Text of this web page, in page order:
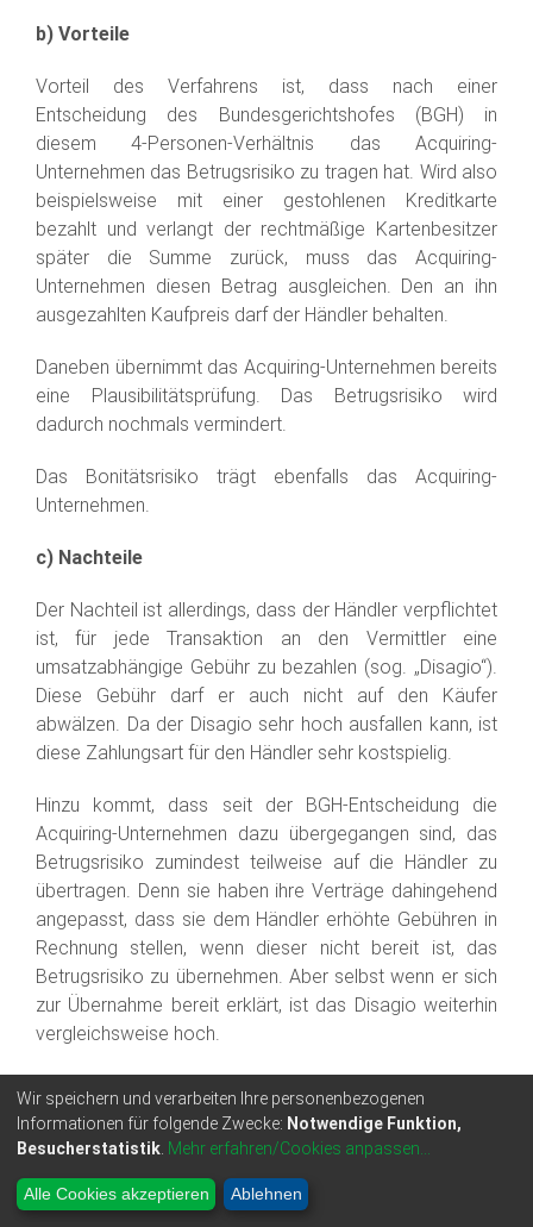
b) Vorteile
Vorteil des Verfahrens ist, dass nach einer
Entscheidung des Bundesgerichtshofes (BGH) in
diesem 4-Personen-Verhältnis das Acquiring-
Unternehmen das Betrugsrisiko zu tragen hat. Wird also
beispielsweise mit einer gestohlenen Kreditkarte
bezahlt und verlangt der rechtmäßige Kartenbesitzer
später die Summe zurück, muss das Acquiring-
Unternehmen diesen Betrag ausgleichen. Den an ihn
ausgezahlten Kaufpreis darf der Händler behalten.
Daneben übernimmt das Acquiring-Unternehmen bereits
eine Plausibilitätsprüfung. Das Betrugsrisiko wird
dadurch nochmals vermindert.
Das Bonitätsrisiko trägt ebenfalls das Acquiring-
Unternehmen.
c) Nachteile
Der Nachteil ist allerdings, dass der Händler verpflichtet
ist, für jede Transaktion an den Vermittler eine
umsatzabhängige Gebühr zu bezahlen (sog. „Disagio“).
Diese Gebühr darf er auch nicht auf den Käufer
abwälzen. Da der Disagio sehr hoch ausfallen kann, ist
diese Zahlungsart für den Händler sehr kostspielig.
Hinzu kommt, dass seit der BGH-Entscheidung die
Acquiring-Unternehmen dazu übergegangen sind, das
Betrugsrisiko zumindest teilweise auf die Händler zu
übertragen. Denn sie haben ihre Verträge dahingehend
angepasst, dass sie dem Händler erhöhte Gebühren in
Rechnung stellen, wenn dieser nicht bereit ist, das
Betrugsrisiko zu übernehmen. Aber selbst wenn er sich
zur Übernahme bereit erklärt, ist das Disagio weiterhin
vergleichsweise hoch.
Übernimmt der Händler das Betrugsrisiko für den Preis
verminderter Gebühren, verbleibt ihm nur noch der
Vorteil der Plausibilitätsprüfung durch das Acquiring-
Wir speichern und verarbeiten Ihre personenbezogenen
Informationen für folgende Zwecke: Notwendige Funktion,
Besucherstatistik Mehr erfahren/Cookies anpassen...
Alle Cookies akzeptieren Ablehnen